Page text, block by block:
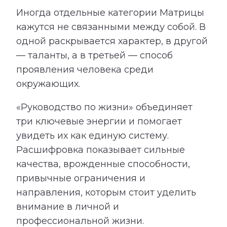
Иногда отдельные категории Матрицы
кажутся не связанными между собой. В
одной раскрывается характер, в другой
— таланты, а в третьей — способ
проявления человека среди
окружающих.
«Руководство по жизни» объединяет
три ключевые энергии и помогает
увидеть их как единую систему.
Расшифровка показывает сильные
качества, врожденные способности,
привычные ограничения и
направления, которым стоит уделить
внимание в личной и
профессиональной жизни.